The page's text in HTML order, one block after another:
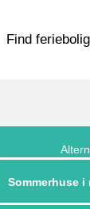
Find feriebolig
Sommerhuse